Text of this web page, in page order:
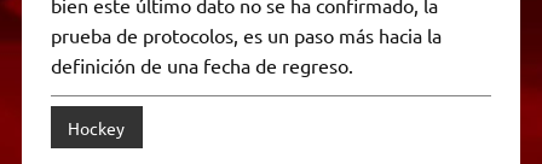
prueba de protocolos, es un paso más hacia la
definición de una fecha de regreso.
Hockey